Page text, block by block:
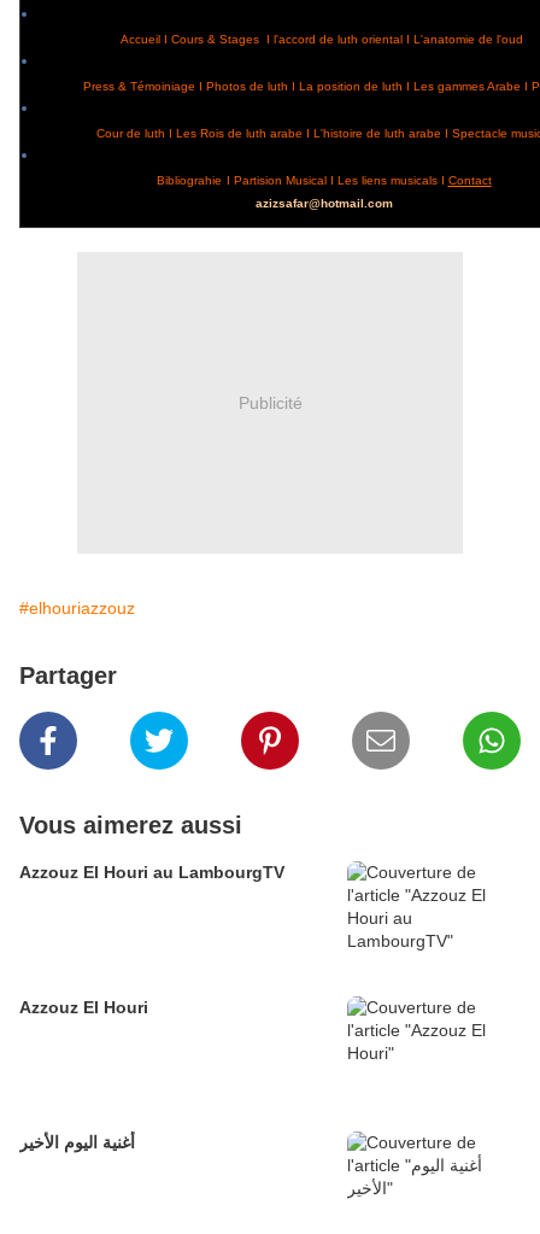
Accueil I Cours & Stages I l'accord de luth oriental I L'anatomie de l'oud
Press & Témoiniage I Photos de luth I La position de luth I Les gammes Arabe I
Cour de luth I Les Rois de luth arabe I L'histoire de luth arabe I Spectacle
Bibliograhie I Partision Musical I Les liens musicals I Contact
azizsafar@hotmail.com
Publicité
#elhouriazzouz
Partager
Vous aimerez aussi
Azzouz El Houri au LambourgTV
Azzouz El Houri
أغنية اليوم الأخير